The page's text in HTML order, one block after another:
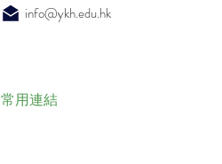
info@ykh.edu.hk
常用連結